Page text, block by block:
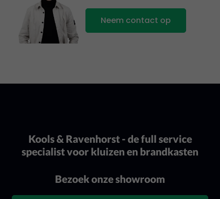
Neem contact op
Kools & Ravenhorst - de full service
specialist voor kluizen en brandkasten
Bezoek onze showroom